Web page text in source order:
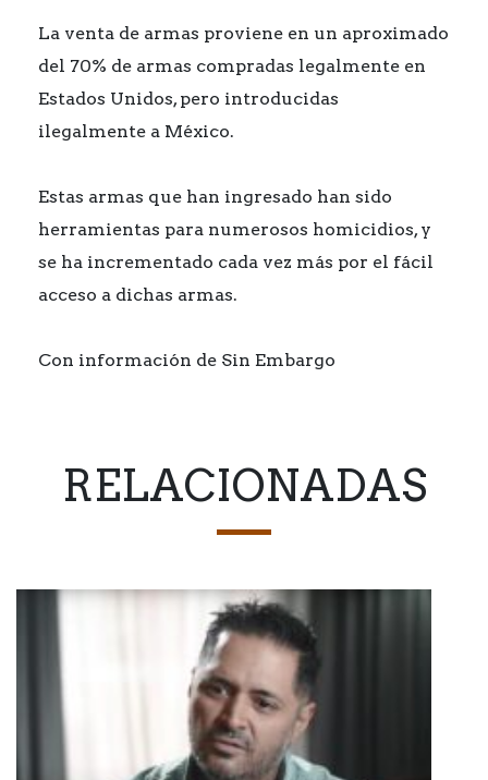
La venta de armas proviene en un aproximado
del 70% de armas compradas legalmente en
Estados Unidos, pero introducidas
ilegalmente a México.
Estas armas que han ingresado han sido
herramientas para numerosos homicidios, y
se ha incrementado cada vez más por el fácil
acceso a dichas armas.
Con información de Sin Embargo
RELACIONADAS